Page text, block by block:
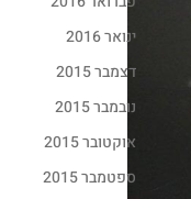
ינואר 2016
דצמבר 2015
נובמבר 2015
אוקטובר 2015
ספטמבר 2015